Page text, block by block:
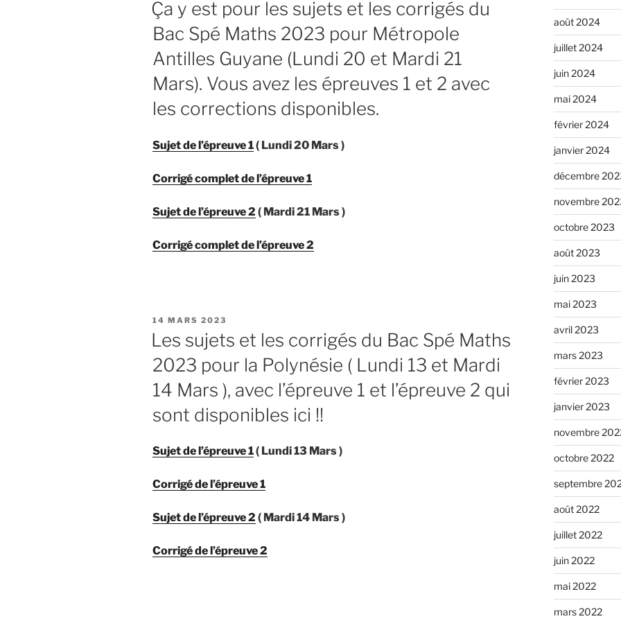
Ça y est pour les sujets et les corrigés du
Bac Spé Maths 2023 pour Métropole
Antilles Guyane (Lundi 20 et Mardi 21
Mars). Vous avez les épreuves 1 et 2 avec
les corrections disponibles.
Sujet de l’épreuve 1( Lundi 20 Mars )
Corrigé complet de l’épreuve 1
Sujet de l’épreuve 2 ( Mardi 21 Mars )
Corrigé completde l’épreuve 2
PUBLIÉ
14 MARS 2023
Les sujets et les corrigés du Bac Spé Maths
2023 pour la Polynésie ( Lundi 13 et Mardi
14 Mars ), avec l’épreuve 1 et l’épreuve 2 qui
sont disponibles ici !!
Sujet de l’épreuve 1( Lundi 13 Mars )
Corrigé de l’épreuve 1
Sujet de l’épreuve 2 ( Mardi 14 Mars )
Corrigé de l’épreuve 2
août 2024
juillet 2024
juin 2024
mai 2024
février 2024
janvier 2024
décembre
novembre
octobre 2023
août 2023
juin 2023
mai 2023
avril 2023
mars 2023
février 2023
janvier 2023
novembre
octobre 2022
septembre
août 2022
juillet 2022
juin 2022
mai 2022
mars 2022